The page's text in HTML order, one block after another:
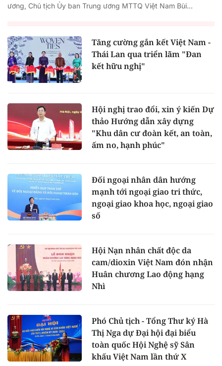
ương, Chủ tịch Ủy ban Trung ương MTTQ Việt Nam Bùi...
Tăng cường gắn kết Việt Nam -
Thái Lan qua triển lãm "Đan
kết hữu nghị"
Hội nghị trao đổi, xin ý kiến Dự
thảo Hướng dẫn xây dựng
"Khu dân cư đoàn kết, an toàn,
ấm no, hạnh phúc"
Đối ngoại nhân dân hướng
mạnh tới ngoại giao tri thức,
ngoại giao khoa học, ngoại giao
số
Hội Nạn nhân chất độc da
cam/dioxin Việt Nam đón nhận
Huân chương Lao động hạng
Nhì
Phó Chủ tịch - Tổng Thư ký Hà
Thị Nga dự Đại hội đại biểu
toàn quốc Hội Nghệ sỹ Sân
khấu Việt Nam lần thứ X